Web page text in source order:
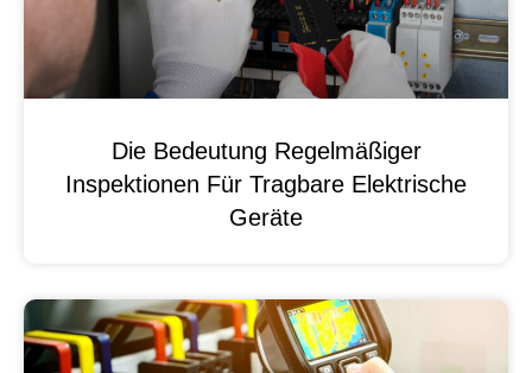
Die Bedeutung Regelmäßiger
Inspektionen Für Tragbare Elektrische
Geräte